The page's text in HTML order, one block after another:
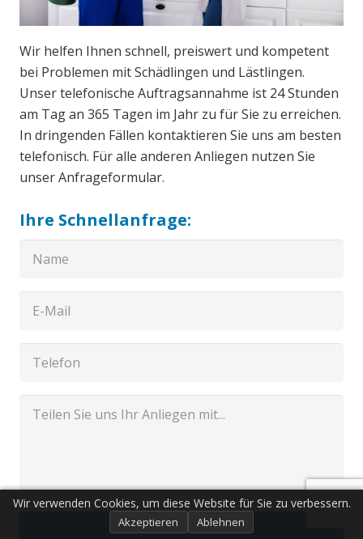
Wir helfen Ihnen schnell, preiswert und kompetent
bei Problemen mit Schädlingen und Lästlingen.
Unser telefonische Auftragsannahme ist 24 Stunden
am Tag an 365 Tagen im Jahr zu für Sie zu erreichen.
In dringenden Fällen kontaktieren Sie uns am besten
telefonisch. Für alle anderen Anliegen nutzen Sie
unser Anfrageformular.
Ihre Schnellanfrage:
Senden
Wir verwenden Cookies, um diese Website für Sie zu verbessern.
Akzeptieren Ablehnen